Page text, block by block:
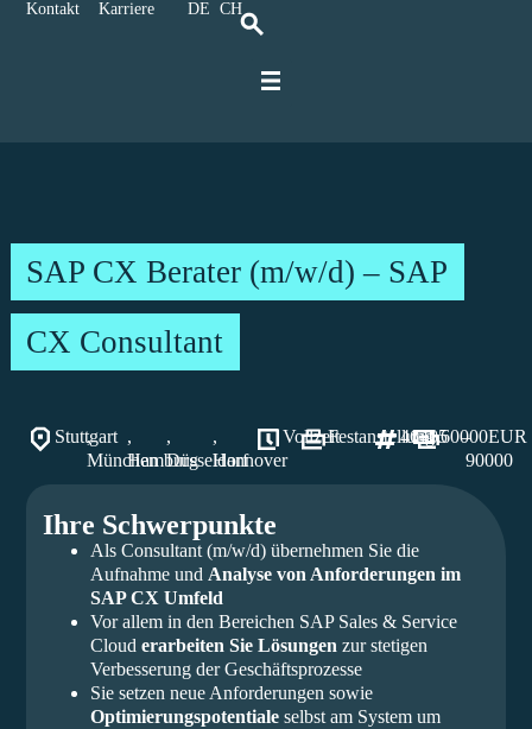
Kontakt Karriere DE CH
SAP CX Berater (m/w/d) – SAP
CX Consultant
Stuttgart
,
München
,
Hamburg
,
Düsseldorf
,
Hannover
VollzeitFestanstellung
4640560000
–
90000
EUR
Ihre Schwerpunkte
Als Consultant (m/w/d) übernehmen Sie die
Aufnahme und Analyse von Anforderungen im
SAP CX Umfeld
Vor allem in den Bereichen SAP Sales & Service
Cloud erarbeiten Sie Lösungen zur stetigen
Verbesserung der Geschäftsprozesse
Sie setzen neue Anforderungen sowie
Optimierungspotentiale selbst am System um